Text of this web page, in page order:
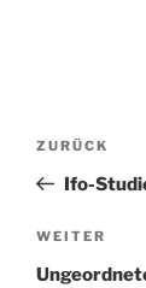
Vorheriger
Beitrag
ZURÜCK
Ifo-
Nächster
Beitrag
WEITER